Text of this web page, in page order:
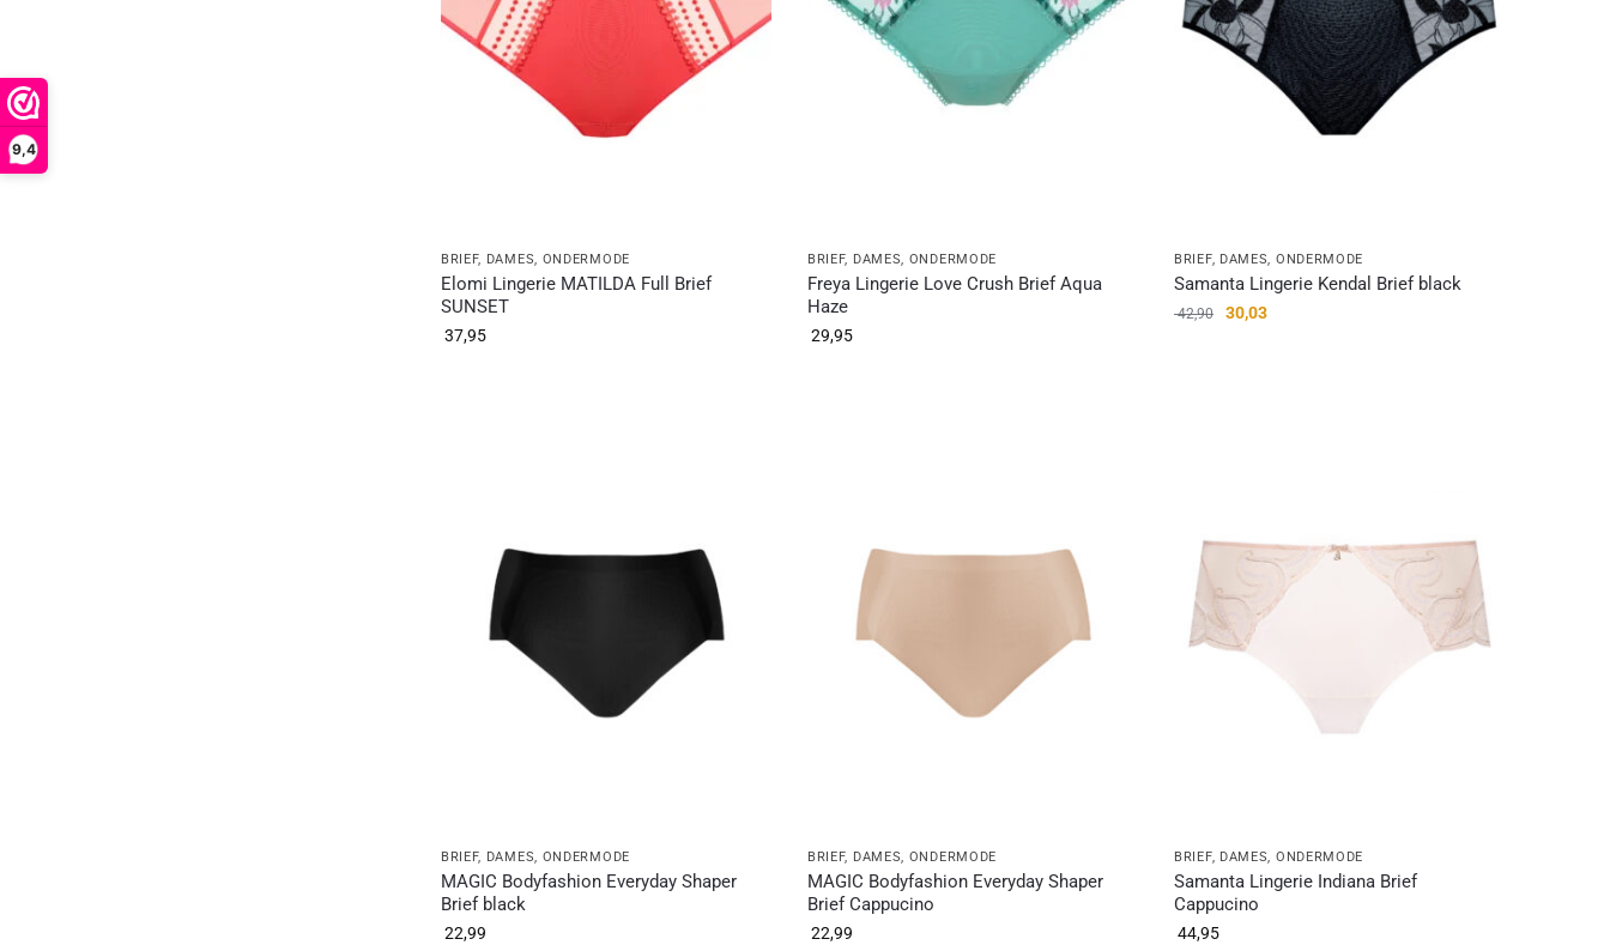
9,4
BRIEF, DAMES, ONDERMODE
Elomi Lingerie MATILDA Full Brief
SUNSET
37,95
BRIEF, DAMES, ONDERMODE
Freya Lingerie Love Crush Brief Aqua
Haze
29,95
BRIEF, DAMES, ONDERMODE
Samanta Lingerie Kendal Brief black
42,90 30,03
BRIEF, DAMES, ONDERMODE
MAGIC Bodyfashion Everyday Shaper
Brief black
22,99
BRIEF, DAMES, ONDERMODE
MAGIC Bodyfashion Everyday Shaper
Brief Cappucino
22,99
BRIEF, DAMES, ONDERMODE
Samanta Lingerie Indiana Brief
Cappucino
44,95